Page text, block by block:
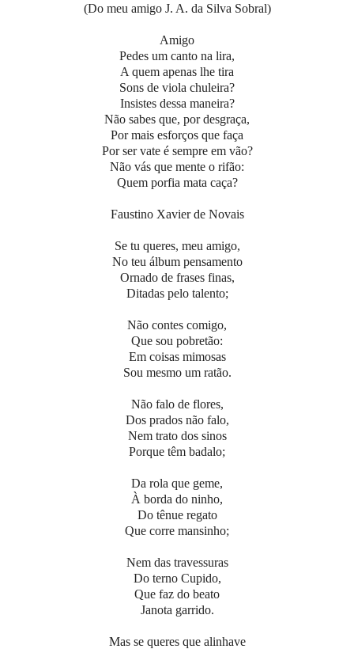
(Do meu amigo J. A. da Silva Sobral)
Amigo
Pedes um canto na lira,
A quem apenas lhe tira
Sons de viola chuleira?
Insistes dessa maneira?
Não sabes que, por desgraça,
Por mais esforços que faça
Por ser vate é sempre em vão?
Não vás que mente o rifão:
Quem porfia mata caça?
Faustino Xavier de Novais
Se tu queres, meu amigo,
No teu álbum pensamento
Ornado de frases finas,
Ditadas pelo talento;
Não contes comigo,
Que sou pobretão:
Em coisas mimosas
Sou mesmo um ratão.
Não falo de flores,
Dos prados não falo,
Nem trato dos sinos
Porque têm badalo;
Da rola que geme,
À borda do ninho,
Do tênue regato
Que corre mansinho;
Nem das travessuras
Do terno Cupido,
Que faz do beato
Janota garrido.
Mas se queres que alinhave